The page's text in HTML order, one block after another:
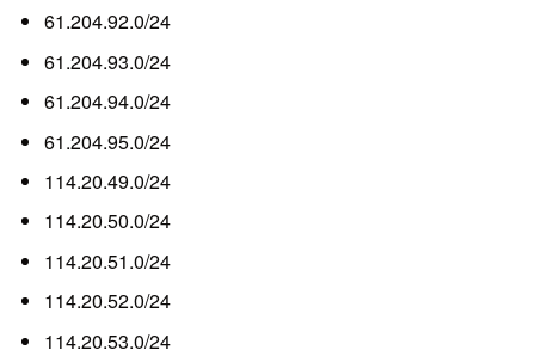
61.204.92.0/24
61.204.93.0/24
61.204.94.0/24
61.204.95.0/24
114.20.49.0/24
114.20.50.0/24
114.20.51.0/24
114.20.52.0/24
114.20.53.0/24